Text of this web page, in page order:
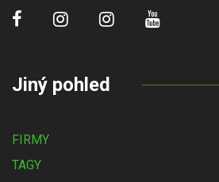
Jiný pohled
FIRMY
TAGY